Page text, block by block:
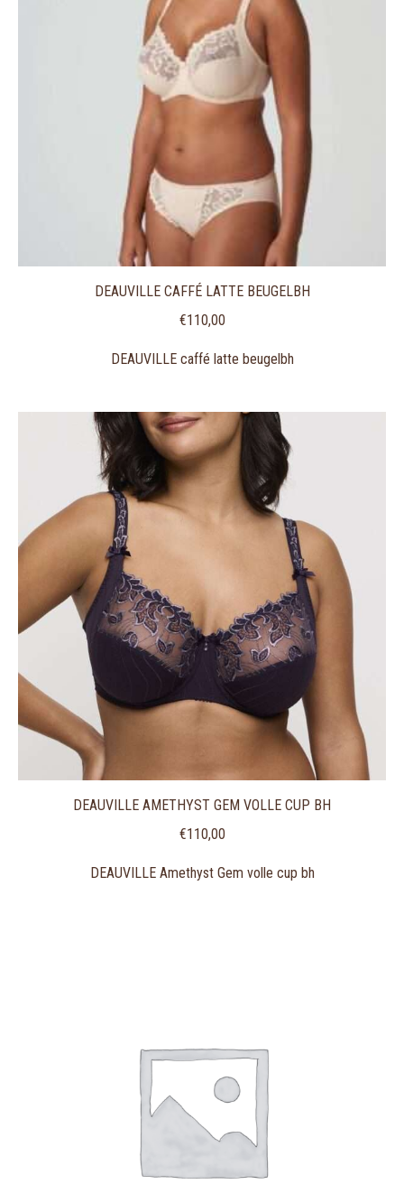
DEAUVILLE CAFFÉ LATTE BEUGELBH
€110,00
DEAUVILLE caffé latte beugelbh
DEAUVILLE AMETHYST GEM VOLLE CUP BH
€110,00
DEAUVILLE Amethyst Gem volle cup bh